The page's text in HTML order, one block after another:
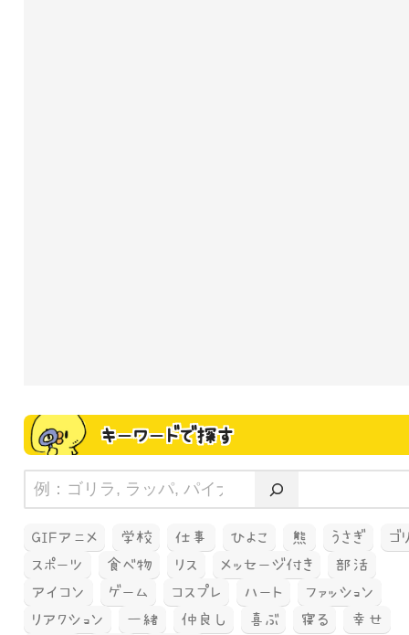
キーワードで探す
GIFアニメ 学校 仕事 ひよこ 熊 うさぎ
ゴ
スポーツ
食べ物 リス メッセージ付き
部活
アイコン
ゲーム コスプレ ハート
ファッション
リアクション
一緒 仲良し 喜ぶ 寝る
幸せ